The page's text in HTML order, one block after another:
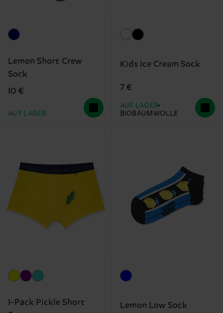
Lemon Short Crew
Sock
10 €
AUF LAGER
Kids Ice Cream Sock
7 €
AUF LAGER
BIOBAUMWOLLE
1-Pack Pickle Short
Lemon Low Sock